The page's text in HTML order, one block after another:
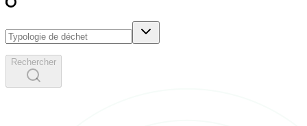
Rechercher